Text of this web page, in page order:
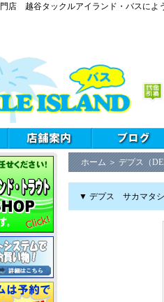
店 越谷タックルアイランド・バスによ
ホーム ＞ デプス（
▼ デプス サカマタ